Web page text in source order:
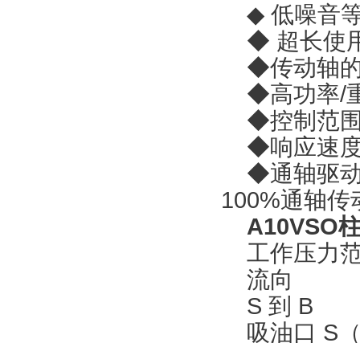
◆ 低噪音
◆ 超长使
◆传动轴的
◆高功率/
◆控制范
◆响应速
◆通轴驱动
100%通轴传
A10VSO
工作压力
流向
S 到 B
吸油口 S